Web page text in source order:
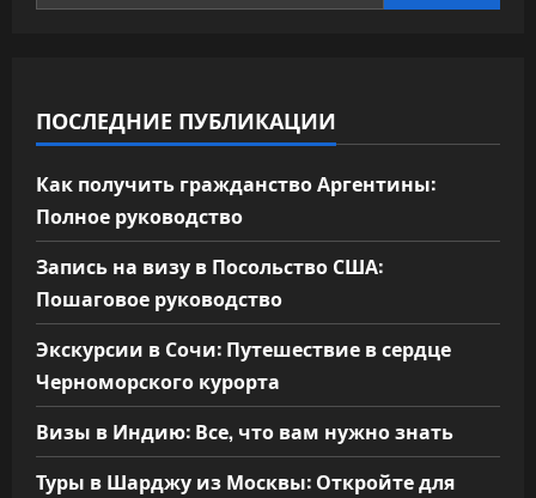
ПОСЛЕДНИЕ ПУБЛИКАЦИИ
Как получить гражданство Аргентины:
Полное руководство
Запись на визу в Посольство США:
Пошаговое руководство
Экскурсии в Сочи: Путешествие в сердце
Черноморского курорта
Визы в Индию: Все, что вам нужно знать
Туры в Шарджу из Москвы: Откройте для